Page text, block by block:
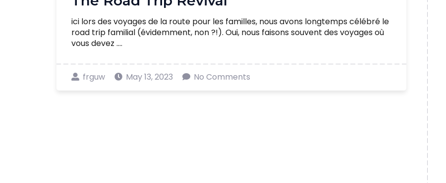
ici lors des voyages de la route pour les familles, nous avons longtemps célébré le
road trip familial (évidemment, non ?!). Oui, nous faisons souvent des voyages où
vous devez ....
frguw May 13, 2023 No Comments